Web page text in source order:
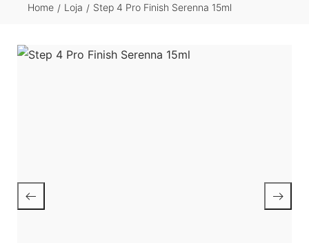
Home / Loja / Step 4 Pro Finish Serenna 15ml